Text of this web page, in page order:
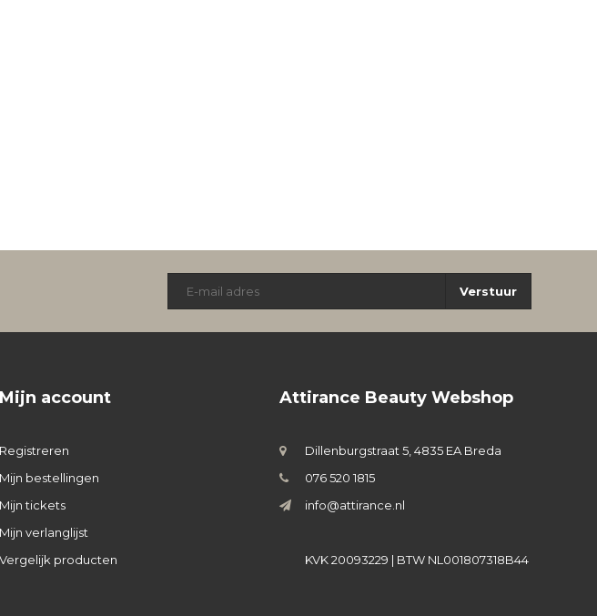
Verstuur
Mijn account
Registreren
Mijn bestellingen
Mijn tickets
Mijn verlanglijst
Vergelijk producten
Attirance Beauty Webshop
Dillenburgstraat 5, 4835 EA Breda
076 520 1815
info@attirance.nl
KVK 20093229 | BTW NL001807318B44